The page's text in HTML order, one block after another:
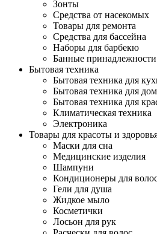
Зонты
Средства от насекомых
Товары для ремонта
Средства для бассейна
Наборы для барбекю
Банные принадлежности
Бытовая техника
Бытовая техника для
Бытовая техника для
Бытовая техника для
Климатическая техника
Электроника
Товары для красоты и
Маски для сна
Медицинские изделия
Шампуни
Кондиционеры для
Гели для душа
Жидкое мыло
Косметички
Лосьон для рук